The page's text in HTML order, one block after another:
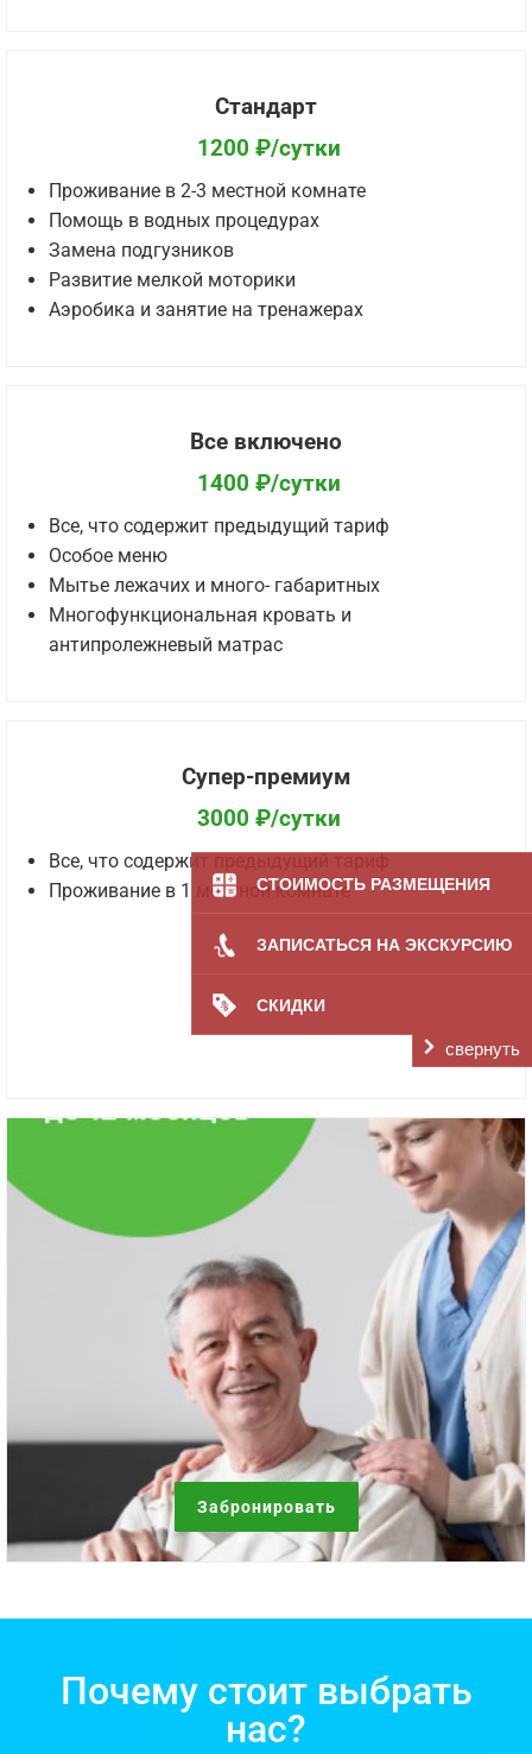
СТОИМОСТЬ РАЗМЕЩЕНИЯ
ЗАПИСАТЬСЯ НА ЭКСКУРСИЮ
СКИДКИ
свернуть
Стандарт
1200 ₽/сутки
Проживание в 2-3 местной комнате
Помощь в водных процедурах
Замена подгузников
Развитие мелкой моторики
Аэробика и занятие на тренажерах
Все включено
1400 ₽/сутки
Все, что содержит предыдущий тариф
Особое меню
Мытье лежачих и много- габаритных
Многофункциональная кровать и
антипролежневый матрас
Супер-премиум
3000 ₽/сутки
Все, что содержит предыдущий тариф
Проживание в 1 местной комнате
Забронировать
Почему стоит выбрать
нас?